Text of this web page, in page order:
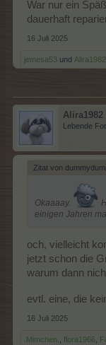
War nur ein
dauerhaft
16 Juli 2025
jemesa53 und Alira1982
Alira1982
Lebende
Zitat von
Okaaaay.
einigen Jahren
och, vielleicht
jetzt schon die
warum dann
evtl. eine, die
16 Juli 2025
.Mimchen., flora1966,